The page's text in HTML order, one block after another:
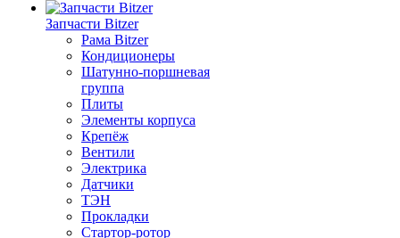
Запчасти Bitzer
Рама Bitzer
Кондиционеры
Шатунно-поршневая
группа
Плиты
Элементы корпуса
Крепёж
Вентили
Электрика
Датчики
ТЭН
Прокладки
Стартор-ротор